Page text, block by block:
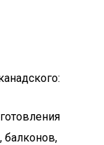
балконов,